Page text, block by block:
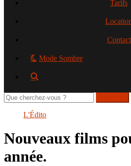
Tarifs
Contact
Mode Sombre
Rechercher
sur
L'Édito
Nouveaux films
année.